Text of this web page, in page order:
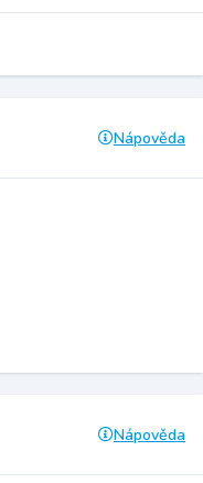
Nápověda
Nápověda